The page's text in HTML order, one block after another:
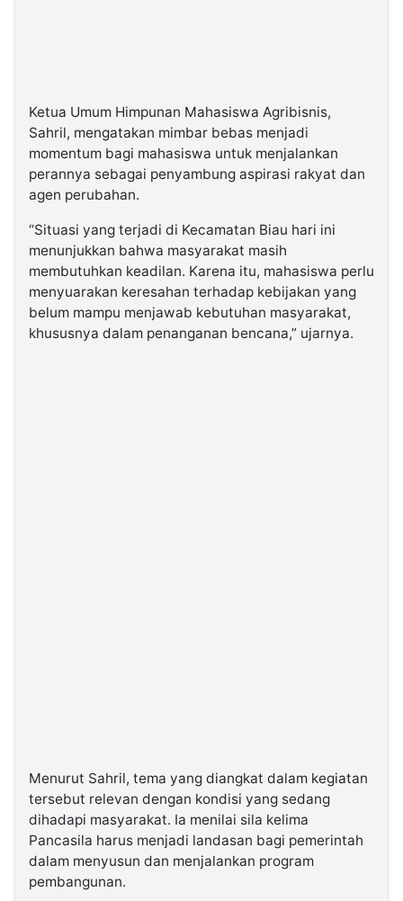
Ketua Umum Himpunan Mahasiswa Agribisnis,
Sahril, mengatakan mimbar bebas menjadi
momentum bagi mahasiswa untuk menjalankan
perannya sebagai penyambung aspirasi rakyat dan
agen perubahan.
“Situasi yang terjadi di Kecamatan Biau hari ini
menunjukkan bahwa masyarakat masih
membutuhkan keadilan. Karena itu, mahasiswa perlu
menyuarakan keresahan terhadap kebijakan yang
belum mampu menjawab kebutuhan masyarakat,
khususnya dalam penanganan bencana,” ujarnya.
Menurut Sahril, tema yang diangkat dalam kegiatan
tersebut relevan dengan kondisi yang sedang
dihadapi masyarakat. Ia menilai sila kelima
Pancasila harus menjadi landasan bagi pemerintah
dalam menyusun dan menjalankan program
pembangunan.